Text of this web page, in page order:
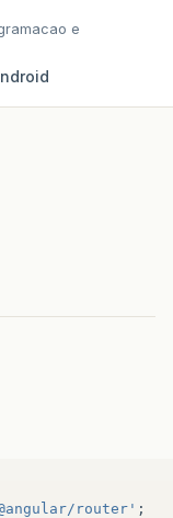
e
router' ;